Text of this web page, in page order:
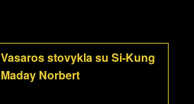
Vasaros stovykla su Si-Kung
Maday Norbert